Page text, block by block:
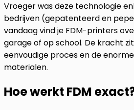
Vroeger was deze technologie
bedrijven (gepatenteerd en
vandaag vind je FDM-printers
garage of op school. De kracht
eenvoudige proces en de
materialen.
Hoe werkt FDM